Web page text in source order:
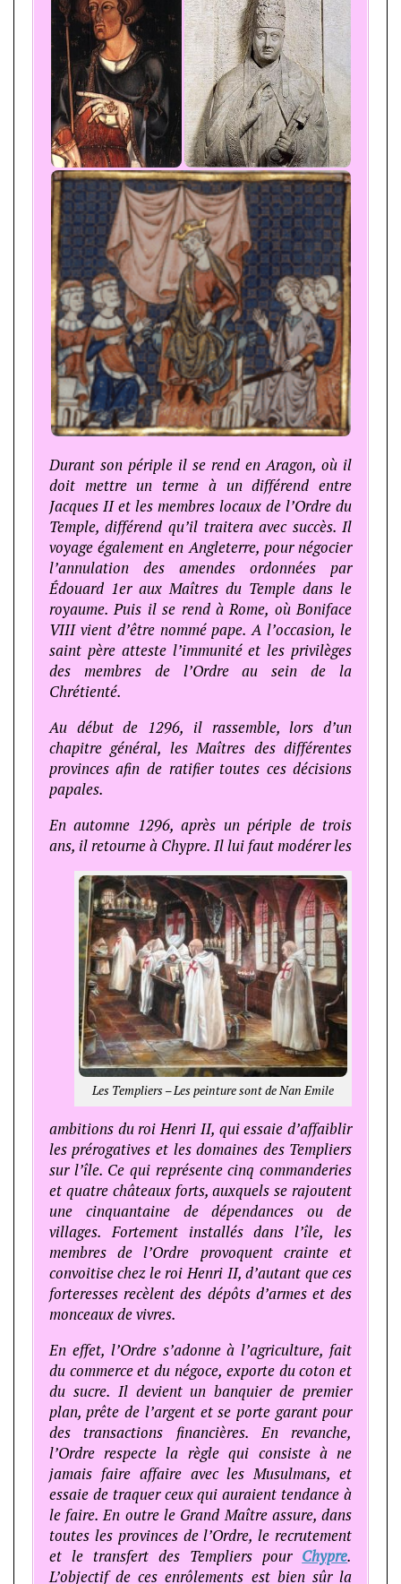
Durant son périple il se rend en Aragon, où il
doit mettre un terme à un différend entre
Jacques II et les membres locaux de l’Ordre du
Temple, différend qu’il traitera avec succès. Il
voyage également en Angleterre, pour négocier
l’annulation des amendes ordonnées par
Édouard 1er aux Maîtres du Temple dans le
royaume. Puis il se rend à Rome, où Boniface
VIII vient d’être nommé pape. A l’occasion, le
saint père atteste l’immunité et les privilèges
des membres de l’Ordre au sein de la
Chrétienté.
Au début de 1296, il rassemble, lors d’un
chapitre général, les Maîtres des différentes
provinces afin de ratifier toutes ces décisions
papales.
En automne 1296, après un périple de trois
ans, il retourne à Chypre. Il lui faut modérer les
Les Templiers – Les peinture sont de Nan Emile
ambitions du roi Henri II, qui essaie d’affaiblir
les prérogatives et les domaines des Templiers
sur l’île. Ce qui représente cinq commanderies
et quatre châteaux forts, auxquels se rajoutent
une cinquantaine de dépendances ou de
villages. Fortement installés dans l’île, les
membres de l’Ordre provoquent crainte et
convoitise chez le roi Henri II, d’autant que ces
forteresses recèlent des dépôts d’armes et des
monceaux de vivres.
En effet, l’Ordre s’adonne à l’agriculture, fait
du commerce et du négoce, exporte du coton et
du sucre. Il devient un banquier de premier
plan, prête de l’argent et se porte garant pour
des transactions financières. En revanche,
l’Ordre respecte la règle qui consiste à ne
jamais faire affaire avec les Musulmans, et
essaie de traquer ceux qui auraient tendance à
le faire. En outre le Grand Maître assure, dans
toutes les provinces de l’Ordre, le recrutement
et le transfert des Templiers pour Chypre.
L’objectif de ces enrôlements est bien sûr la